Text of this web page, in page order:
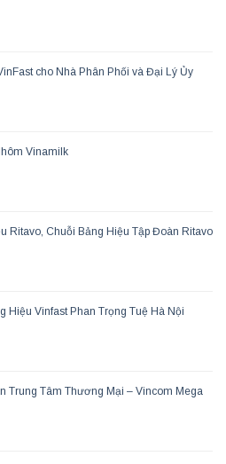
cho Nhà Phân Phối và Đại Lý Ủy
Vinamilk
Ritavo, Chuỗi Bảng Hiệu Tập Đoàn Ritavo
Hiệu Vinfast Phan Trọng Tuệ Hà Nội
Trung Tâm Thương Mại – Vincom Mega